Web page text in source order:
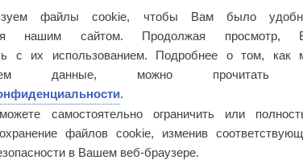
файлы cookie, чтобы Вам было
нашим сайтом. Продолжая просмотр,
с их использованием. Подробнее о том, как
данные, можно прочитать
.
самостоятельно ограничить или
файлов cookie, изменив
в Вашем веб-браузере.